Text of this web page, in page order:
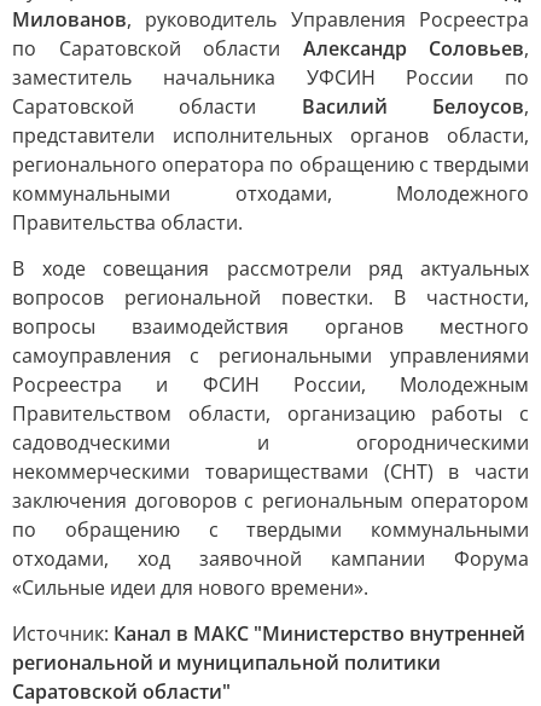
Милованов, руководитель Управления Росреестра
по Саратовской области Александр Соловьев,
заместитель начальника УФСИН России по
Саратовской области Василий Белоусов,
представители исполнительных органов области,
регионального оператора по обращению с твердыми
коммунальными отходами, Молодежного
Правительства области.
В ходе совещания рассмотрели ряд актуальных
вопросов региональной повестки. В частности,
вопросы взаимодействия органов местного
самоуправления с региональными управлениями
Росреестра и ФСИН России, Молодежным
Правительством области, организацию работы с
садоводческими и огородническими
некоммерческими товариществами (СНТ) в части
заключения договоров с региональным оператором
по обращению с твердыми коммунальными
отходами, ход заявочной кампании Форума
«Сильные идеи для нового времени».
Источник: Канал в МАКС "Министерство внутренней
региональной и муниципальной политики
Саратовской области"